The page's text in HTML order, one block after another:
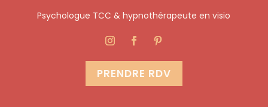
Psychologue TCC & hypnothérapeute en visio
PRENDRE RDV